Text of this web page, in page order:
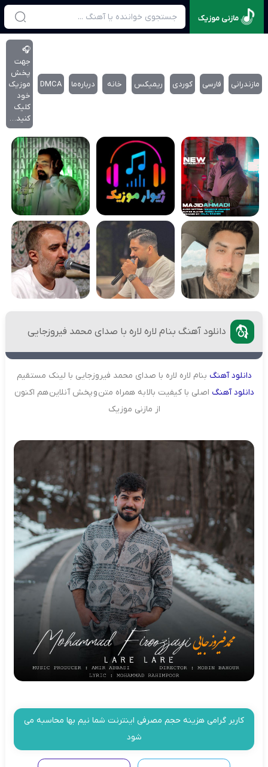
مازنی موزیک
مازندرانی فارسی کوردی ریمیکس خانه درباره‌‌ما DMCA
🎧
جهت
پخش
موزیک
خود
کلیک
کنید…
دانلود آهنگ بنام لاره لاره با صدای محمد فیروزجایی
دانلودآهنگ بنام لاره لاره با صدای محمد فیروزجایی با لینک مستقیم
دانلودآهنگ اصلی با کیفیت بالا به همراه متن و پخش آنلاین هم اکنون
از مازنی موزیک
کاربر گرامی هزینه حجم مصرفی اینترنت شما نیم بها محاسبه می
شود